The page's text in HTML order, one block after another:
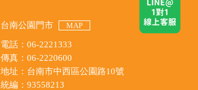
台南公園門市 MAP
電話：06-2221333
傳真：06-2220600
地址：台南市中西區公園路10號
統編：93558213